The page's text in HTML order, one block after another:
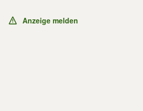
Anzeige melden